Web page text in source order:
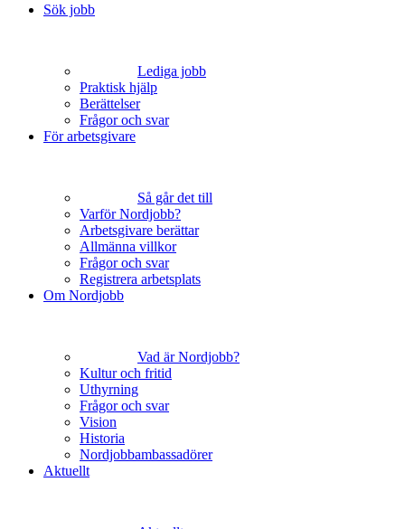
Sök jobb
Lediga jobb
Praktisk hjälp
Berättelser
Frågor och svar
För arbetsgivare
Så går det till
Varför Nordjobb?
Arbetsgivare berättar
Allmänna villkor
Frågor och svar
Registrera arbetsplats
Om Nordjobb
Vad är Nordjobb?
Kultur och fritid
Uthyrning
Frågor och svar
Vision
Historia
Nordjobbambassadörer
Aktuellt